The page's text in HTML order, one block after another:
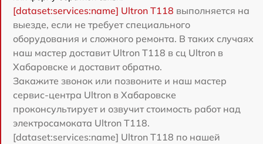
[dataset:services:name] Ultron T118 выполняется на
выезде, если не требует специального
оборудования и сложного ремонта. В таких случаях
наш мастер доставит Ultron T118 в сц Ultron в
Хабаровске и доставит обратно.
Закажите звонок или позвоните и наш мастер
сервис-центра Ultron в Хабаровске
проконсультирует и озвучит стоимость работ над
электросамоката Ultron T118.
[dataset:services:name] Ultron T118 по нашей